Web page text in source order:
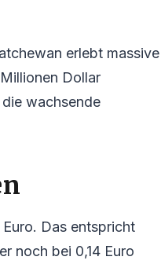
erlebt massive
Dollar
wachsende
Das entspricht
noch bei 0,14 Euro